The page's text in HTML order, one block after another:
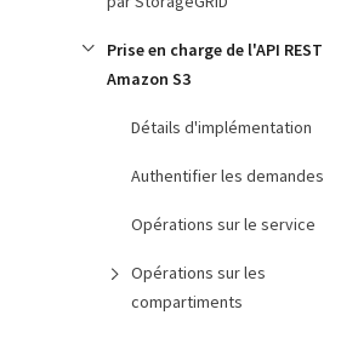
Prise en charge de l'API REST
Amazon S3
Détails d'implémentation
Authentifier les demandes
Opérations sur le service
Opérations sur les
compartiments